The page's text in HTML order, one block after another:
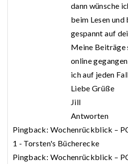
dann wünsche
beim Lesen und
gespannt auf
Meine Beiträge
online
ich auf jeden
Liebe Grüße
Jill
Antworten
Pingback: Wochenrückblick –
1 - Torsten's Bücherecke
Pingback: Wochenrückblick –